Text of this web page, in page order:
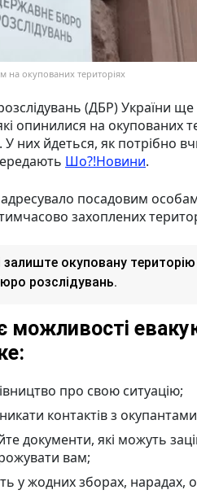
на окупованих територіях
(ДБР) України
опинилися на окупованих
У них йдеться, як потрібно
Шо?!Новини.
посадовим
захоплених
окуповану територію
розслідувань.
про свою ситуацію;
контактів з
документи, які можуть
вам;
у жодних зборах, нарадах,